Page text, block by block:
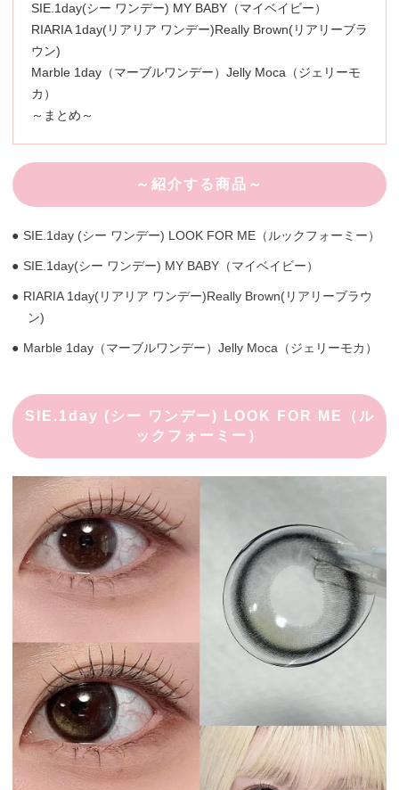
SIE.1day(シー ワンデー) MY BABY（マイベイビー）
RIARIA 1day(リアリア ワンデー)Really Brown(リアリーブラ
ウン)
Marble 1day（マーブルワンデー）Jelly Moca（ジェリーモ
カ）
～まとめ～
～紹介する商品～
SIE.1day (シー ワンデー) LOOK FOR ME（ルックフォーミー）
SIE.1day(シー ワンデー) MY BABY（マイベイビー）
RIARIA 1day(リアリア ワンデー)Really Brown(リアリーブラウ
ン)
Marble 1day（マーブルワンデー）Jelly Moca（ジェリーモカ）
SIE.1day (シー ワンデー) LOOK FOR ME（ル
ックフォーミー）